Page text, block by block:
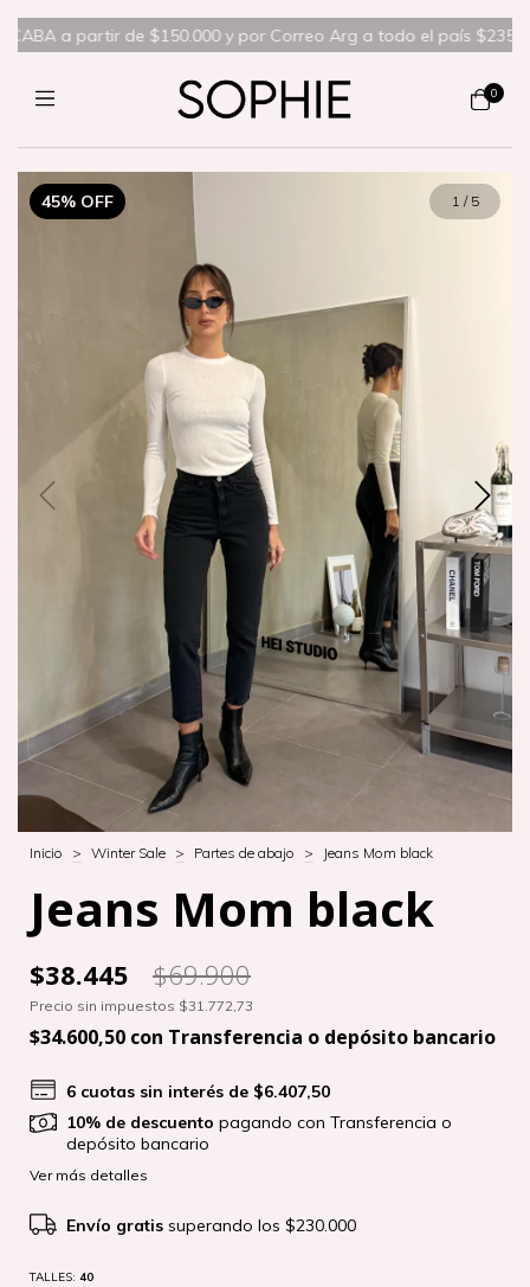
a partir de $150.000 y por Correo Arg a todo el país
0
45% OFF 1 / 5
Inicio > Winter Sale > Partes de abajo > Jeans Mom black
Jeans Mom black
$38.445 $69.900
Precio sin impuestos $31.772,73
$34.600,50 con Transferencia o depósito bancario
6 cuotas sin interés de $6.407,50
10% de descuento pagando con Transferencia o
depósito bancario
Ver más detalles
Envío gratissuperando los$230.000
TALLES: 40